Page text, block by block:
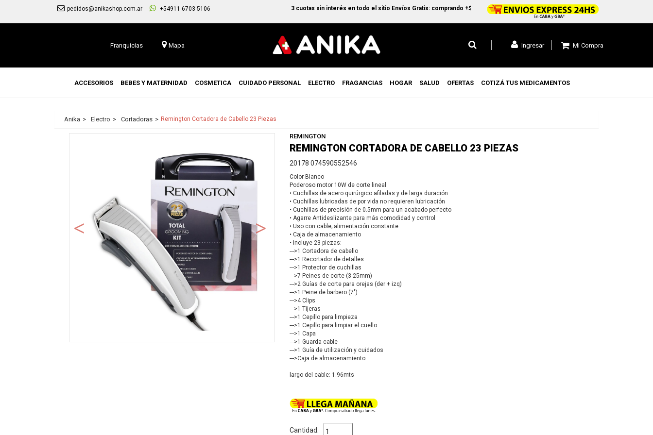
pedidos@anikashop.com.ar +54911-6703-5106 3 cuotas sin interés en todo el sitio Envíos Gratis: comprando +$45.000 en CABA y GBA1 y +$99.000 a todo el pais
Franquicias Mapa Mi Compra
Ingresar
ACCESORIOS BEBES Y MATERNIDAD COSMETICA CUIDADO PERSONAL ELECTRO FRAGANCIAS HOGAR SALUD OFERTAS COTIZÁ TUS MEDICAMENTOS
Anika Electro Cortadoras Remington Cortadora de Cabello 23 Piezas
REMINGTON
REMINGTON CORTADORA DE CABELLO 23 PIEZAS
20178 074590552546
Color Blanco
Poderoso motor 10W de corte lineal
• Cuchillas de acero quirúrgico afiladas y de larga duración
• Cuchillas lubricadas de por vida no requieren lubricación
• Cuchillas de precisión de 0.5mm para un acabado perfecto
• Agarre Antideslizante para más comodidad y control
• Uso con cable; alimentación constante
• Caja de almacenamiento
• Incluye 23 piezas:
--->1 Cortadora de cabello
--->1 Recortador de detalles
--->1 Protector de cuchillas
--->7 Peines de corte (3-25mm)
--->2 Guías de corte para orejas (der + izq)
--->1 Peine de barbero (7")
--->4 Clips
--->1 Tijeras
--->1 Cepillo para limpieza
--->1 Cepillo para limpiar el cuello
--->1 Capa
--->1 Guarda cable
--->1 Guía de utilización y cuidados
--->Caja de almacenamiento
largo del cable: 1.96mts
Cantidad: